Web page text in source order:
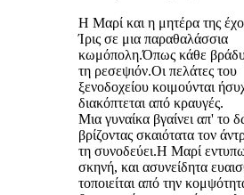
Η Μαρί και η μητέρα της
Ίρις σε μια παραθαλάσσια
κωμόπολη.Όπως κάθε
τη ρεσεψιόν.Οι πελάτες του
ξενοδοχείου κοιμούνται
διακόπτεται από κραυγές.
Μια γυναίκα βγαίνει απ' το
βρίζοντας σκαιότατα τον
τη συνοδεύει.Η Μαρί
σκηνή, και ασυνείδητα
τοποιείται από την